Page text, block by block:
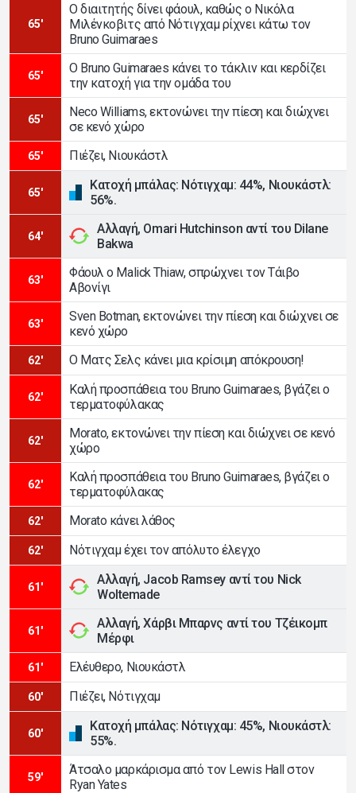
65'
Ο διαιτητής δίνει φάουλ, καθώς ο Νικόλα
Μιλένκοβιτς από Νότιγχαμ ρίχνει κάτω τον
Bruno Guimaraes
65'
Ο Bruno Guimaraes κάνει το τάκλιν και κερδίζει
την κατοχή για την ομάδα του
65'
Neco Williams, εκτονώνει την πίεση και διώχνει
σε κενό χώρο
65' Πιέζει, Νιουκάστλ
65'
Κατοχή μπάλας: Νότιγχαμ: 44%, Νιουκάστλ:
56%.
64'
Αλλαγή, Omari Hutchinson αντί του Dilane
Bakwa
63'
Φάουλ ο Malick Thiaw, σπρώχνει τον Τάιβο
Αβονίγι
63'
Sven Botman, εκτονώνει την πίεση και διώχνει σε
κενό χώρο
62' Ο Ματς Σελς κάνει μια κρίσιμη απόκρουση!
62'
Καλή προσπάθεια του Bruno Guimaraes, βγάζει ο
τερματοφύλακας
62'
Morato, εκτονώνει την πίεση και διώχνει σε κενό
χώρο
62'
Καλή προσπάθεια του Bruno Guimaraes, βγάζει ο
τερματοφύλακας
62' Morato κάνει λάθος
62' Νότιγχαμ έχει τον απόλυτο έλεγχο
61'
Αλλαγή, Jacob Ramsey αντί του Nick
Woltemade
61'
Αλλαγή, Χάρβι Μπαρνς αντί του Τζέικομπ
Μέρφι
61' Ελέυθερο, Νιουκάστλ
60' Πιέζει, Νότιγχαμ
60'
Κατοχή μπάλας: Νότιγχαμ: 45%, Νιουκάστλ:
55%.
59'
Άτσαλο μαρκάρισμα από τον Lewis Hall στον
Ryan Yates